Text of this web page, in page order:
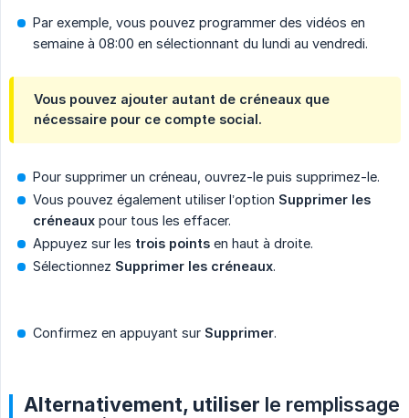
Par exemple, vous pouvez programmer des vidéos en
semaine à 08:00 en sélectionnant du lundi au vendredi.
Vous pouvez ajouter autant de créneaux que
nécessaire pour ce compte social.
Pour supprimer un créneau, ouvrez-le puis supprimez-le.
Vous pouvez également utiliser l’option Supprimer les
créneaux pour tous les effacer.
Appuyez sur les trois points en haut à droite.
Sélectionnez Supprimer les créneaux.
Confirmez en appuyant sur Supprimer.
Alternativement, utiliser le remplissage